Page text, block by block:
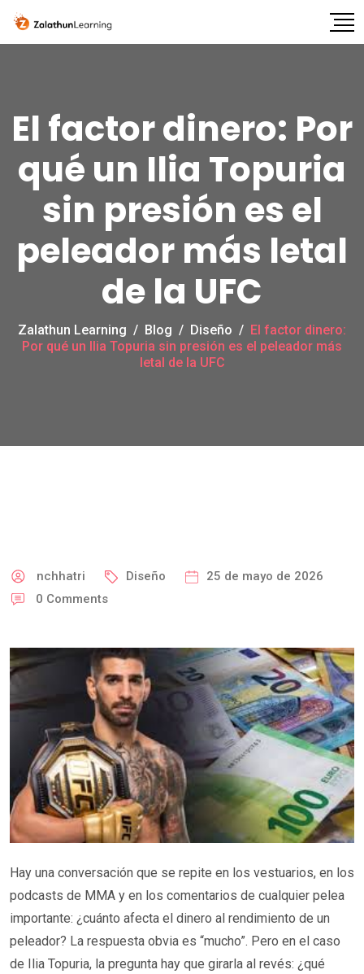
El factor dinero: Por
qué un Ilia Topuria
sin presión es el
peleador más letal
de la UFC
Zalathun Learning / Blog / Diseño / El factor dinero:
Por qué un Ilia Topuria sin presión es el peleador más
letal de la UFC
nchhatri Diseño
25 de mayo de 2026
0 Comments
Hay una conversación que se repite en los vestuarios, en los
podcasts de MMA y en los comentarios de cualquier pelea
importante: ¿cuánto afecta el dinero al rendimiento de un
peleador? La respuesta obvia es “mucho”. Pero en el caso
de Ilia Topuria, la pregunta hay que girarla al revés: ¿qué